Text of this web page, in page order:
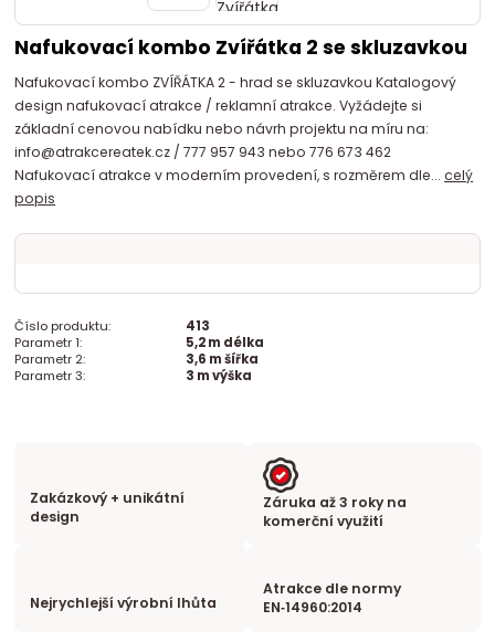
Nafukovací kombo Zvířátka 2 se skluzavkou
Nafukovací kombo ZVÍŘÁTKA 2 - hrad se skluzavkou Katalogový
design nafukovací atrakce / reklamní atrakce. Vyžádejte si
základní cenovou nabídku nebo návrh projektu na míru na:
info@atrakcereatek.cz / 777 957 943 nebo 776 673 462
Nafukovací atrakce v moderním provedení, s rozměrem dle...celý
popis
Číslo produktu:
413
Parametr 1:
5,2 m délka
Parametr 2:
3,6 m šířka
Parametr 3:
3 m výška
Zakázkový + unikátní
design
Záruka až 3 roky na
komerční využití
Nejrychlejší výrobní lhůta
Atrakce dle normy
EN‑14960:2014